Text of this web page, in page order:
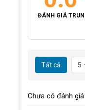
ĐÁNH GIÁ
Tất cả 5
Chưa có đánh giá